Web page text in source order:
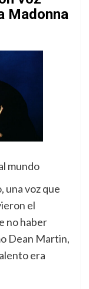
Madonna
mundo
una voz que
el
no haber
Dean Martin,
era